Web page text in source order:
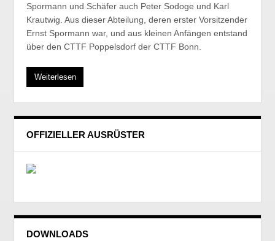
Spormann und Schäfer auch Peter Sodoge und Karl
Krautwig. Aus dieser Abteilung, deren erster Vorsitzender
Ernst Spormann war, und aus kleinen Anfängen entstand
über den CTTF Poppelsdorf der CTTF Bonn.
Weiterlesen
OFFIZIELLER AUSRÜSTER
DOWNLOADS